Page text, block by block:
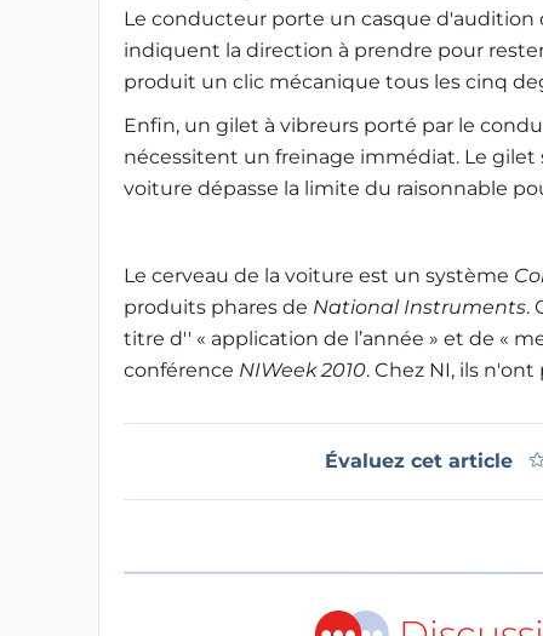
Le conducteur porte un casque
indiquent la direction à prendre pour
produit un clic mécanique tous les cinq
Enfin, un gilet à vibreurs porté par le
nécessitent un freinage immédiat. Le gilet
voiture dépasse la limite du raisonnable
Le cerveau de la voiture est un système
produits phares de National Instruments.
titre d'' « application de l’année » et de «
conférence NIWeek 2010. Chez NI, ils
Évaluez cet article